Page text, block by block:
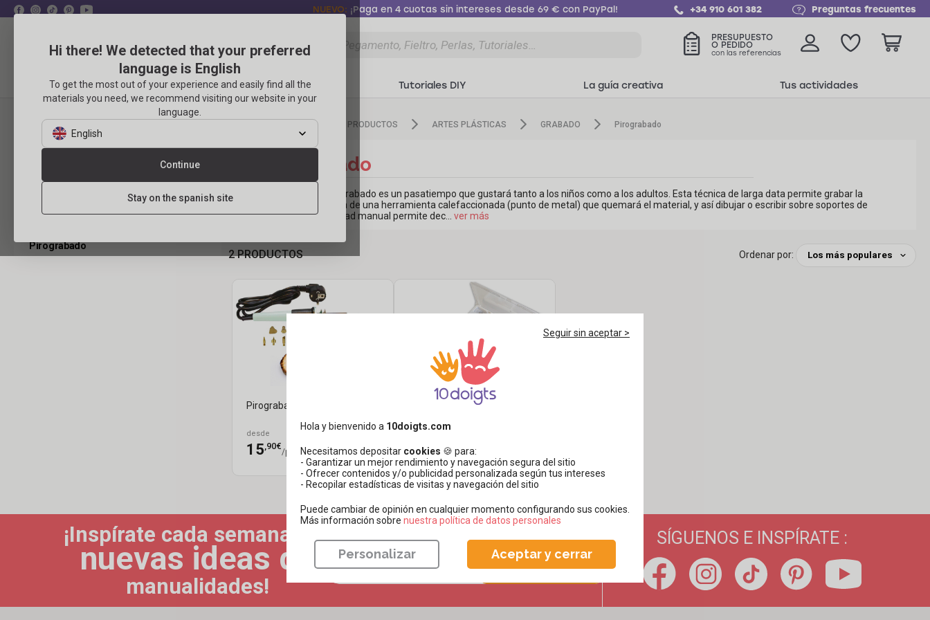
Hi there! We detected that your preferred
language is English
To get the most out of your experience and easily find all the
materials you need, we recommend visiting our website in your
language.
English
Continue
Stay on the spanish site
NUEVO: ¡Paga en 4 cuotas sin intereses desde 69 € con PayPal! +34 910 601 382 Preguntas frecuentes
PRESUPUESTO
O PEDIDO
con las referencias
Productos Eventos Tutoriales DIY La guía creativa Tus actividades
PRODUCTOS ARTES PLÁSTICAS GRABADO Pirograbado
Pirograbado
La actividad de pirograbado es un pasatiempo que gustará tanto a los niños como a los adultos. Esta técnica de larga data permite grabar la
madera con la ayuda de una herramienta calefaccionada (punto de metal) que quemará el material, y así dibujar o escribir sobre soportes de
madera. Esta actividad manual permite dec
ver más
2PRODUCTOS Ordenar por:
Pirograbador
desde
15,90€
/pc Ver
Pirograbador profesional + 8
32
Volver a Artes plásticas
Todos los productos
Pirograbado
¡Inspírate cada semana con
nuevas ideas de
manualidades!
Y nuevas ideas de manualidades cada semana.
Recibir
SÍGUENOS E INSPÍRATE :
Seguir sin aceptar >
Hola y bienvenido a 10doigts.com
Necesitamos depositar cookies 🍪 para:
- Garantizar un mejor rendimiento y navegación segura del sitio
- Ofrecer contenidos y/o publicidad personalizada según tus intereses
- Recopilar estadísticas de visitas y navegación del sitio
Puede cambiar de opinión en cualquier momento configurando sus cookies.
Más información sobre ​​​​​​​nuestra política de datos personales
Personalizar Aceptar y cerrar